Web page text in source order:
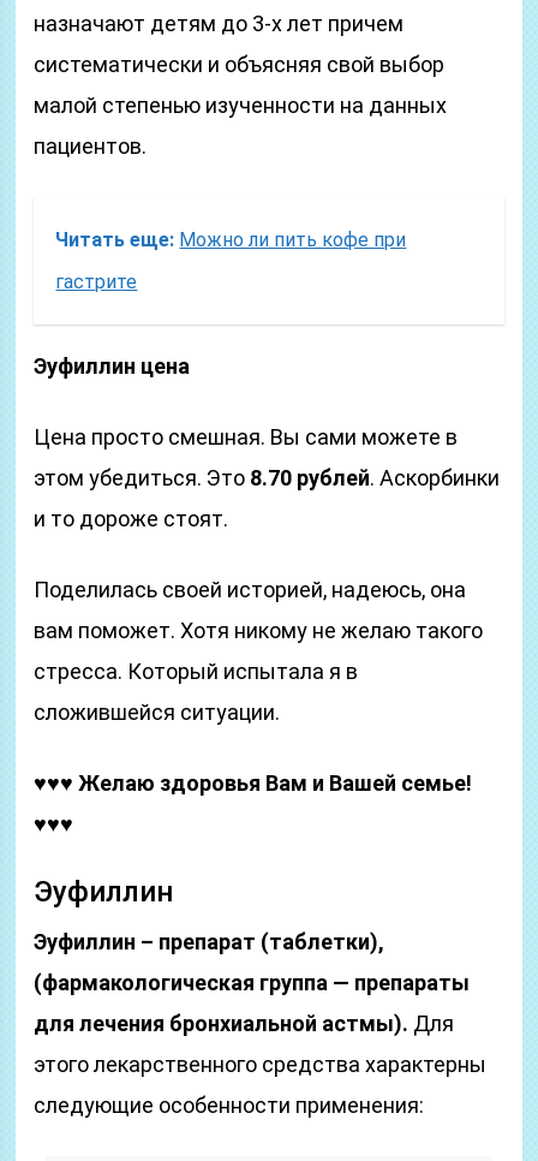
назначают детям до 3-х лет причем
систематически и объясняя свой выбор
малой степенью изученности на данных
пациентов.
Читать еще: Можно ли пить кофе при
гастрите
Эуфиллин цена
Цена просто смешная. Вы сами можете в
этом убедиться. Это 8.70 рублей. Аскорбинки
и то дороже стоят.
Поделилась своей историей, надеюсь, она
вам поможет. Хотя никому не желаю такого
стресса. Который испытала я в
сложившейся ситуации.
♥♥♥ Желаю здоровья Вам и Вашей семье!
♥♥♥
Эуфиллин
Эуфиллин – препарат (таблетки),
(фармакологическая группа — препараты
для лечения бронхиальной астмы). Для
этого лекарственного средства характерны
следующие особенности применения: